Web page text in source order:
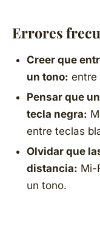
Errores
Creer que
un tono: entre
Pensar que
tecla negra:
entre teclas
Olvidar que
distancia: Mi-
un tono.